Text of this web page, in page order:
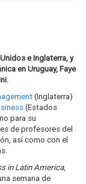
e Inglaterra, y
en Uruguay, Faye
(Inglaterra)
(Estados
para su
de profesores del
así como con el
in Latin America,
semana de